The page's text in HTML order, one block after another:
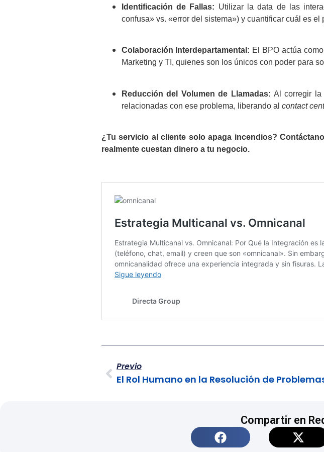
Identificación de Fallas: Utilizar la data de las
confusa» vs. «error del sistema») y cuantificar cuál es
Colaboración Interdepartamental: El BPO actúa
Marketing y TI, quienes son los únicos con poder para
Reducción del Volumen de Llamadas: Al corregir
relacionadas con ese problema, liberando al contact
¿Tu servicio al cliente solo apaga incendios?
realmente cuestan dinero a tu negocio.
Previo
Compartir en